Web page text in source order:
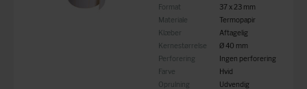
Format
37 x 23 mm
Materiale
Termopapir
Klæber
Aftagelig
Kernestørrelse
Ø 40 mm
Perforering
Ingen perforering
Farve
Hvid
Oprulning
Udvendig